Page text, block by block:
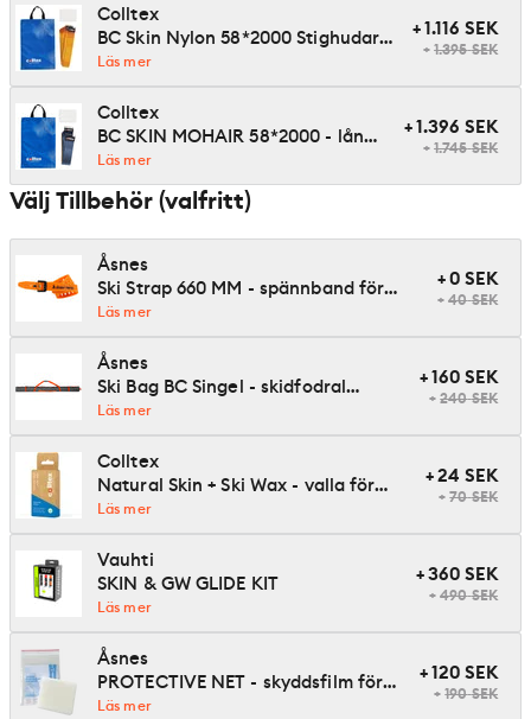
Colltex
BC Skin Nylon 58*2000 Stighudar -
långa stighudar för turskidor
Läs mer
+1.116 SEK
+1.395SEK
Colltex
BC SKIN MOHAIR 58*2000 - långa
stighudar för turskidor
Läs mer
+1.396 SEK
+1.745SEK
Välj Tillbehör (valfritt)
Åsnes
Ski Strap 660 MM - spännband för
skidor
Läs mer
+0 SEK
+ 40SEK
Åsnes
Ski Bag BC Singel - skidfodral
turskidor
Läs mer
+160 SEK
+ 240SEK
Colltex
Natural Skin + Ski Wax - valla för
turskidor och stighudar
Läs mer
+24 SEK
+ 70SEK
Vauhti
SKIN & GW GLIDE KIT
Läs mer
+360 SEK
+ 490SEK
Åsnes
PROTECTIVE NET - skyddsfilm för
stighudar
Läs mer
+120 SEK
+ 190SEK